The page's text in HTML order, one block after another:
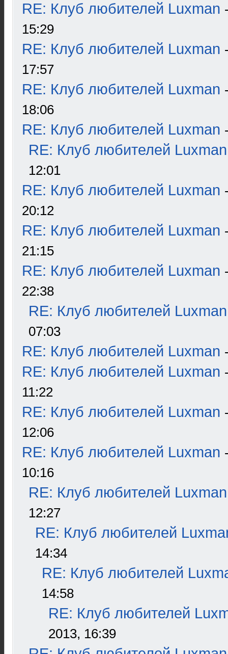
RE: Клуб любителей Luxman
15:29
RE: Клуб любителей Luxman
17:57
RE: Клуб любителей Luxman
18:06
RE: Клуб любителей Luxman
RE: Клуб любителей Luxman
12:01
RE: Клуб любителей Luxman
20:12
RE: Клуб любителей Luxman
21:15
RE: Клуб любителей Luxman
22:38
RE: Клуб любителей Luxman
07:03
RE: Клуб любителей Luxman
RE: Клуб любителей Luxman
11:22
RE: Клуб любителей Luxman
12:06
RE: Клуб любителей Luxman
10:16
RE: Клуб любителей Luxman
12:27
RE: Клуб любителей
14:34
RE: Клуб любителей
14:58
RE: Клуб любителей
2013, 16:39